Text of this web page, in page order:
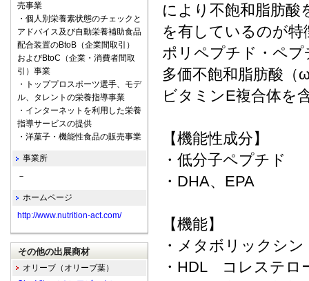
により不飽和脂肪
を有しているのが
ポリペプチド・ペ
多価不飽和脂肪酸
ビタミンE複合体を
【機能性成分】
・低分子ペプチド
・DHA、EPA
【機能】
・メタボリックシ
・HDL コレステロ
売事業
・個人別栄養素状態のチェックと
アドバイス及び自動栄養補助食品
配合装置のBtoB（企業間取引）
およびBtoC（企業・消費者間取
引）事業
・トッププロスポーツ選手、モデ
ル、タレントの栄養指導事業
・インターネットを利用した栄養
指導サービスの提供
・洋菓子・機能性食品の販売事業
事業所
－
ホームページ
http://www.nutrition-act.com/
その他の出展商材
オリーブ（オリーブ葉）